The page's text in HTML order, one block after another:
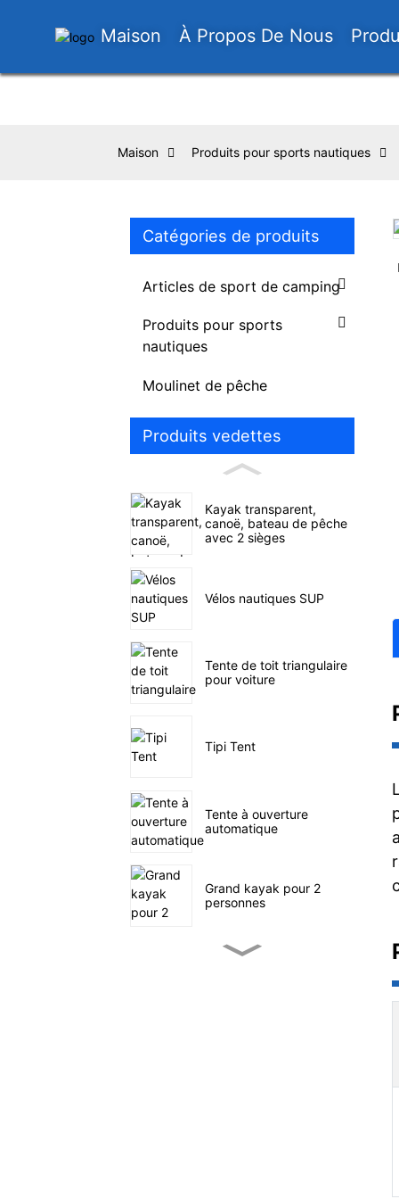
Maison À Propos De Nous
Maison Produits pour sports nautiques
Catégories de produits
Articles de sport de camping
Produits pour sports
nautiques
Moulinet de pêche
Produits vedettes
Kayak transparent,
canoë, bateau de pêche
avec 2 sièges
Vélos nautiques SUP
Tente de toit triangulaire
pour voiture
Tipi Tent
Tente à ouverture
automatique
Grand kayak pour 2
personnes
Loading...
Loading...